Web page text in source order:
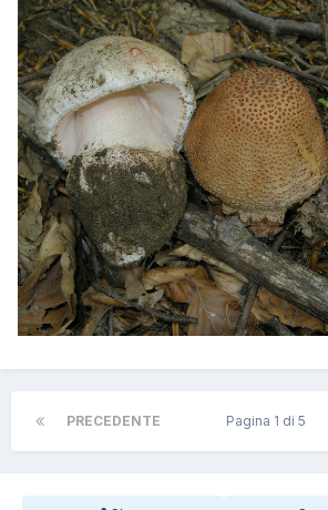
PRECEDENTE Pagina 1 di 5